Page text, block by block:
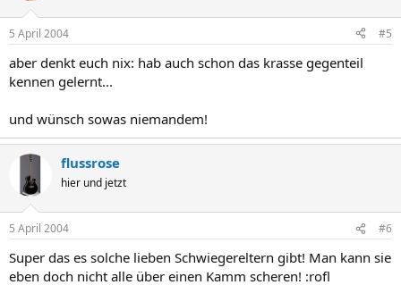
5 April 2004 #5
aber denkt euch nix: hab auch schon das krasse gegenteil
kennen gelernt...
und wünsch sowas niemandem!
flussrose
hier und jetzt
5 April 2004 #6
Super das es solche lieben Schwiegereltern gibt! Man kann sie
eben doch nicht alle über einen Kamm scheren! :rofl